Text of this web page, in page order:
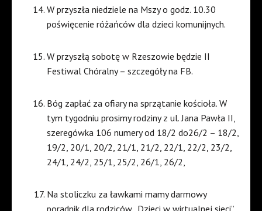
W przyszła niedziele na Mszy o godz. 10.30
poświęcenie różańców dla dzieci komunijnych.
W przyszłą sobotę w Rzeszowie będzie II
Festiwal Chóralny – szczegóły na FB.
Bóg zapłać za ofiary na sprzątanie kościoła. W
tym tygodniu prosimy rodziny z ul. Jana Pawła II,
szeregówka 106 numery od 18/2 do26/2 – 18/2,
19/2, 20/1, 20/2, 21/1, 21/2, 22/1, 22/2, 23/2,
24/1, 24/2, 25/1, 25/2, 26/1, 26/2,
Na stoliczku za ławkami mamy darmowy